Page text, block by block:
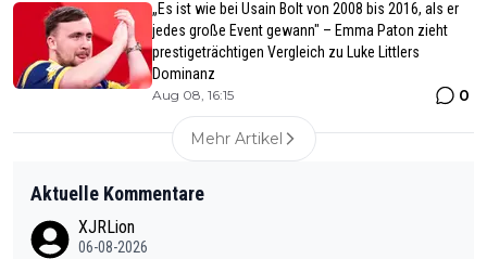
„Es ist wie bei Usain Bolt von 2008 bis 2016, als er
jedes große Event gewann" – Emma Paton zieht
prestigeträchtigen Vergleich zu Luke Littlers
Dominanz
Aug 08, 16:15 0
Mehr Artikel
Aktuelle Kommentare
XJRLion
06-08-2026